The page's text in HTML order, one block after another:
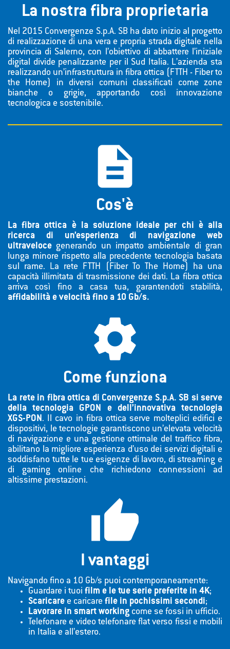
La nostra fibra proprietaria
Nel 2015 Convergenze S.p.A. SB ha dato inizio al progetto
di realizzazione di una vera e propria strada digitale nella
provincia di Salerno, con l’obiettivo di abbattere l’iniziale
digital divide penalizzante per il Sud Italia. L’azienda sta
realizzando un’infrastruttura in fibra ottica (FTTH - Fiber to
the Home) in diversi comuni classificati come zone
bianche o grigie, apportando così innovazione
tecnologica e sostenibile.

Cos'è
La fibra ottica è la soluzione ideale per chi è alla
ricerca di un’esperienza di navigazione web
ultraveloce generando un impatto ambientale di gran
lunga minore rispetto alla precedente tecnologia basata
sul rame. La rete FTTH (Fiber To The Home) ha una
capacità illimitata di trasmissione dei dati. La fibra ottica
arriva così fino a casa tua, garantendoti stabilità,
affidabilità e velocità fino a 10 Gb/s.

Come funziona
La rete in fibra ottica di Convergenze S.p.A. SB si serve
della tecnologia GPON e dell’innovativa tecnologia
XGS-PON. Il cavo in fibra ottica serve molteplici edifici e
dispositivi, le tecnologie garantiscono un’elevata velocità
di navigazione e una gestione ottimale del traffico fibra,
abilitano la migliore esperienza d’uso dei servizi digitali e
soddisfano tutte le tue esigenze di lavoro, di streaming e
di gaming online che richiedono connessioni ad
altissime prestazioni.

I vantaggi
Navigando fino a 10 Gb/s puoi contemporaneamente:
Guardare i tuoi film e le tue serie preferite in 4K;
Scaricare e caricare file in pochissimi secondi;
Lavorare in smart working come se fossi in ufficio.
Telefonare e video telefonare flat verso fissi e mobili
in Italia e all’estero.